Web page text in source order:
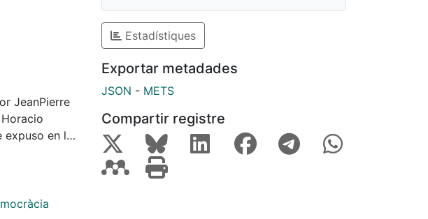
JeanPierre
expuso en la
a la
de la
el marco
Estadístiques
Exportar metadades
JSON - METS
Compartir registre